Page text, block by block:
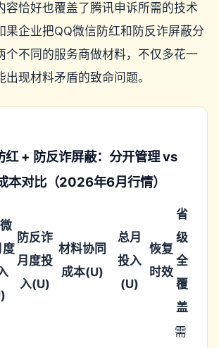
容恰好也覆盖了腾讯申诉所需的技术
果企业把QQ微信防红和防反诈屏蔽分
个不同的服务商做材料，不仅多花一
出现材料矛盾的致命问题。
红 + 防反诈屏蔽：分开管理 vs
本对比（2026年6月行情）
度
防反诈
月度投
入(U)
材料协同
成本(U)
总月
投入
(U)
恢复
时效
省
级
全
覆
盖
需